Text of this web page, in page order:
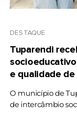
DESTAQUE
Tuparendi
e qualidade de
O município de
de intercâmbio